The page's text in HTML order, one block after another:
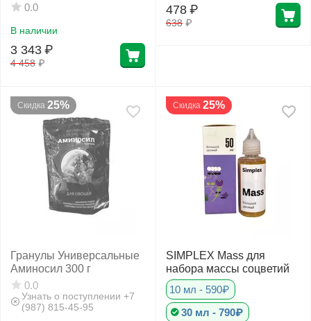
0.0
В наличии
4 458 ₽
3 343 ₽
638 ₽
478 ₽
Скидка 25%
Гранулы Универсальные
Аминосил 300 г
0.0
Узнать о поступлении +7
(987) 815-45-95
Скидка 25%
SIMPLEX Mass для
набора массы соцветий
10 мл - 590₽
30 мл - 790₽